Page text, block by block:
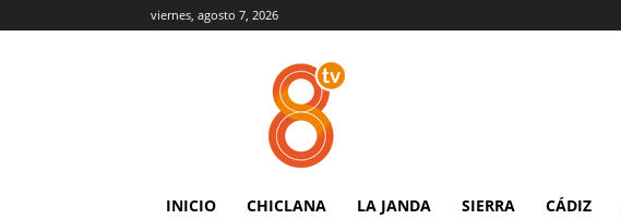
viernes, agosto 7, 2026
INICIO CHICLANA LA JANDA SIERRA CÁDIZ